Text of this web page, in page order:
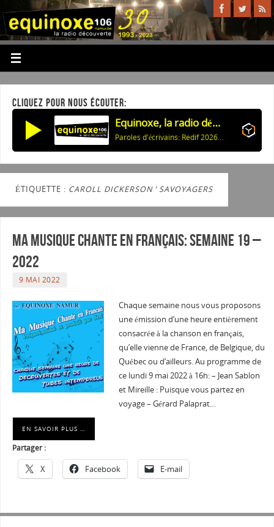
CLIQUEZ POUR NOUS ÉCOUTER:
Equinoxe, la radio découverte
Paroles d'écrivains: Redif 2026: Celui qui revient (K.Han) & Ann d'Angleterre (J.Deck)
ÉTIQUETTE : CAROLL DICKERSON ’ SAVOYAGERS
Ma musique chante en Français: Semaine 19 –
2022
9 MAI 2022
Chaque semaine nous vous proposons
une émission d’une heure entièrement
consacrée à la chanson en français,
qu’elle vienne de France, de Belgique, du
Québec ou d’ailleurs. Au programme de
ce lundi 9 mai 2022 à 16h: – Jean Sablon
et Mireille : Puisque vous partez en
voyage – Gérard Palaprat…
EN SAVOIR PLUS …
Partager :
X Facebook E-mail